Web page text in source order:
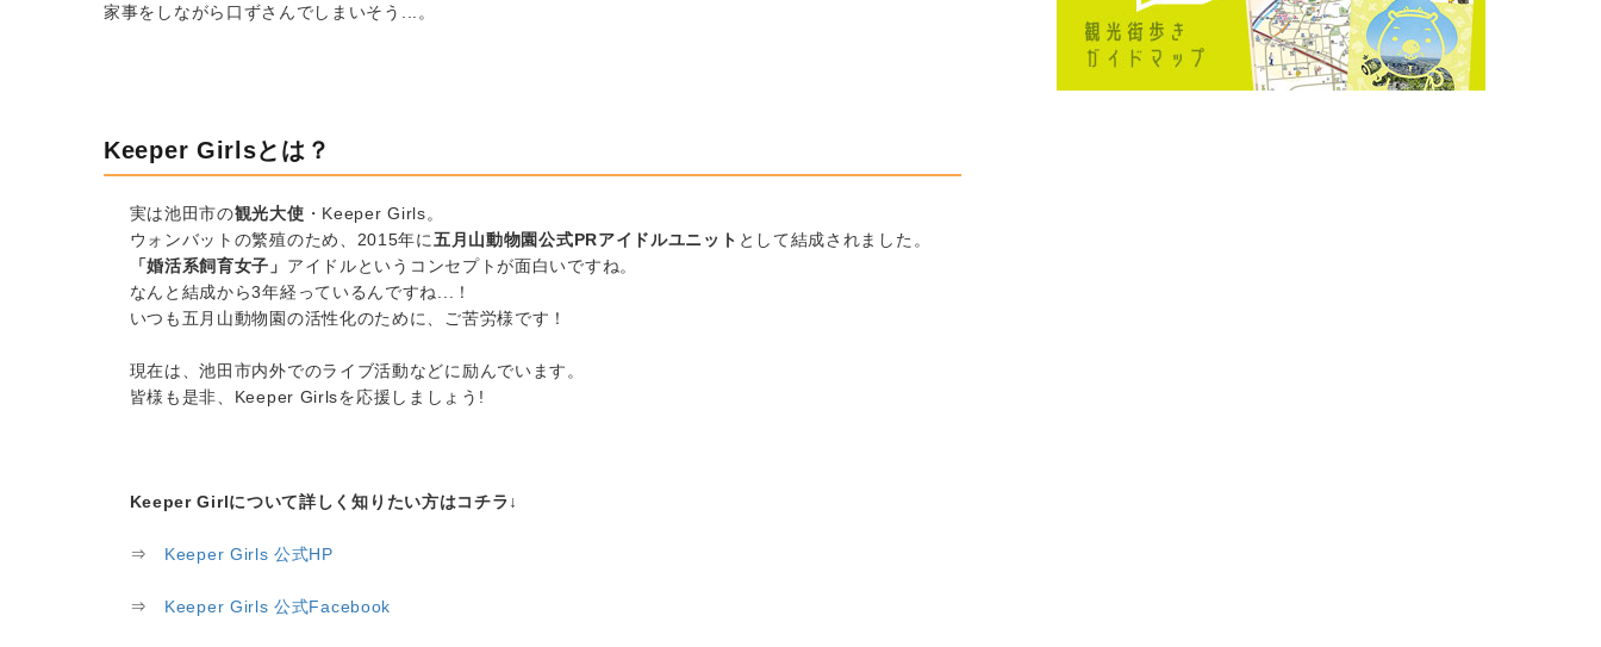
家事をしながら口ずさんでしまいそう...。
Keeper Girlsとは？
実は池田市の観光大使 ・Keeper Girls。
ウォンバットの繁殖のため、2015年に五月山動物園公式PRアイドルユニット として結成されました。
「婚活系飼育女子」 アイドルというコンセプトが面白いですね。
なんと結成から3年経っているんですね...！
いつも五月山動物園の活性化のために、ご苦労様です！
現在は、池田市内外でのライブ活動などに励んでいます。
皆様も是非、Keeper Girlsを応援しましょう!
Keeper Girlについて詳しく知りたい方はコチラ↓
⇒ Keeper Girls 公式HP
⇒ Keeper Girls 公式Facebook